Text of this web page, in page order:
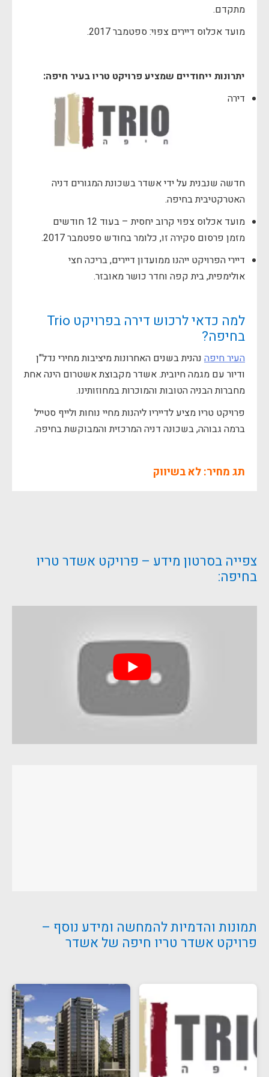
מתקדם.
מועד אכלוס דיירים צפוי: ספטמבר 2017.
יתרונות ייחודיים שמציע פרויקט טריו בעיר חיפה:
דירה
חדשה שנבנית על ידי אשדר בשכונת המגורים דניה
האטרקטיבית בחיפה.
מועד אכלוס צפוי קרוב יחסית – בעוד 12 חודשים
מזמן פרסום סקירה זו, כלומר בחודש ספטמבר 2017.
דיירי הפרויקט ייהנו ממועדון דיירים, בריכה חצי
אולימפית, בית קפה וחדר כושר מאובזר.
למה כדאי לרכוש דירה בפרויקט Trio
בחיפה?
העיר חיפה נהנית בשנים האחרונות מיציבות מחירי נדל"ן
ודיור עם מגמה חיובית. אשדר מקבוצת אשטרום הינה אחת
מחברות הבניה הטובות והמוכרות במחוזותינו.
פרויקט טריו מציע לדייריו ליהנות מחיי נוחות ולייף סטייל
ברמה גבוהה, בשכונה דניה המרכזית והמבוקשת בחיפה.
תג מחיר: לא בשיווק
צפייה בסרטון מידע – פרויקט אשדר טריו
בחיפה:
תמונות והדמיות להמחשה ומידע נוסף –
פרויקט אשדר טריו חיפה של אשדר